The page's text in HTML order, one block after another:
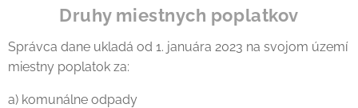
Druhy miestnych poplatkov
Správca dane ukladá od 1. januára 2023 na svojom území
miestny poplatok za:
a) komunálne odpady